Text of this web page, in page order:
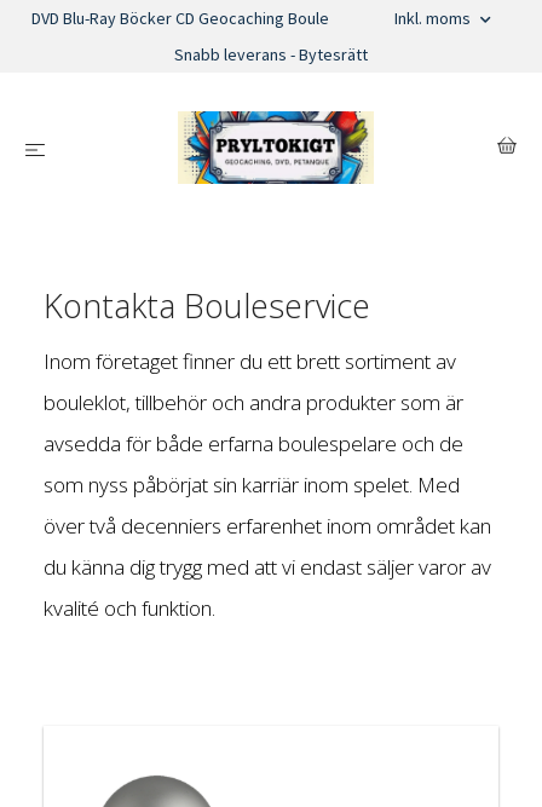
DVD Blu-Ray Böcker CD Geocaching Boule
Inkl. moms
Snabb leverans - Bytesrätt
Kontakta Bouleservice
Inom företaget finner du ett brett sortiment av
bouleklot, tillbehör och andra produkter som är
avsedda för både erfarna boulespelare och de
som nyss påbörjat sin karriär inom spelet. Med
över två decenniers erfarenhet inom området kan
du känna dig trygg med att vi endast säljer varor av
kvalité och funktion.